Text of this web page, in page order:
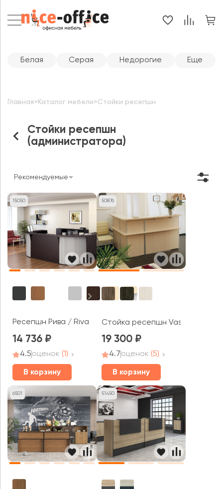
Стойки ресепшн
(администратора)
Главная> Каталог мебели>Стойки ресепшн
Белая Серая Недорогие Еще
Рекомендуемые
15050
Ресепшн Рива / Riva
14 736
4.5оценок (1)
В корзину
50876
Стойка ресепшн Vasanta
19 300
4.7оценок (5)
В корзину
6501 51450